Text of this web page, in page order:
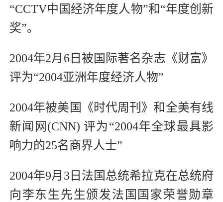
“CCTV中国经济年度人物”和“年度创新
奖”。
2004年2月6日被国际著名杂志《财富》
评为“2004亚洲年度经济人物”
2004年被美国《时代周刊》和全美有线
新闻网(CNN) 评为“2004年全球最具影
响力的25名商界人士”
2004年9月3日法国总统希拉克在总统府
向李东生先生颁发法国国家荣誉勋章